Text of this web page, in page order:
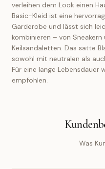
verleihen dem Look einen
Basic-Kleid ist eine
Garderobe und lässt sich
kombinieren – von Sneakern
Keilsandaletten. Das satte
sowohl mit neutralen als
Für eine lange Lebensdauer
empfohlen.
Was